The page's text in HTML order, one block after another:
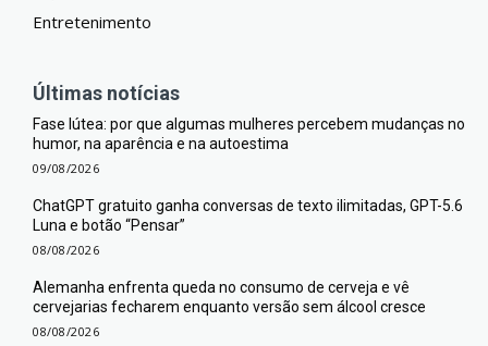
Entretenimento
Últimas notícias
Fase lútea: por que algumas mulheres percebem mudanças no
humor, na aparência e na autoestima
09/08/2026
ChatGPT gratuito ganha conversas de texto ilimitadas, GPT-5.6
Luna e botão “Pensar”
08/08/2026
Alemanha enfrenta queda no consumo de cerveja e vê
cervejarias fecharem enquanto versão sem álcool cresce
08/08/2026